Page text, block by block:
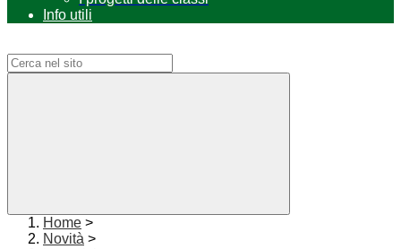
Info utili
Home >
Novità >